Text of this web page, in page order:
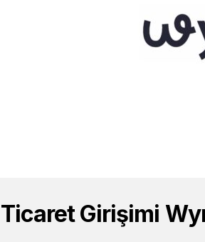
Girişimi